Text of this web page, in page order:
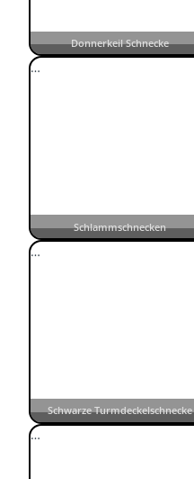
Donnerkeil Schnecke
Schlammschnecken
…
Schwarze Turmdeckelschnecke
…
…